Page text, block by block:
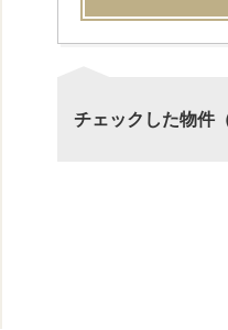
チェックした物件